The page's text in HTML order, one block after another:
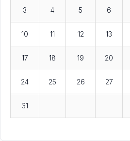
3 4 5 6
10 11 12 13
17 18 19 20
24 25 26 27
31